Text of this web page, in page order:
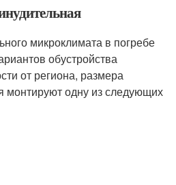
микроклимата в погребе
обустройства
от региона, размера
монтируют одну из следующих